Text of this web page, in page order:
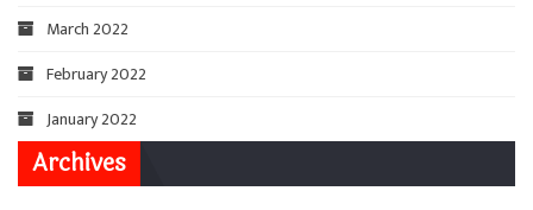
March 2022
February 2022
January 2022
Archives